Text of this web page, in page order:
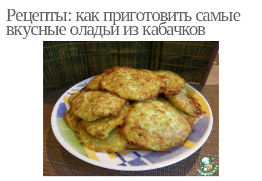
Рецепты: как приготовить самые
вкусные оладьи из кабачков